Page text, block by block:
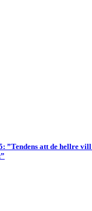
”Tendens att de hellre